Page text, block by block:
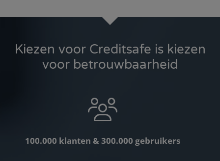
Kiezen voor Creditsafe is kiezen
voor betrouwbaarheid
100.000 klanten & 300.000 gebruikers